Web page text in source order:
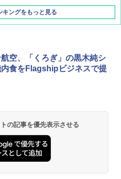
ングをもっと見る
ラソル 大型 ビーチ アウトドアパ
デン サイトシート付 折りたたみ
ット 4段階高さ調整 軽量 収納袋付
ステンレス保冷剤 2個セット 2
ーアル 急速冷凍 空間倍増 衛生的
保冷力長持ち
空、「くろぎ」の黒木純シ
内食をFlagshipビジネスで提
の記事を優先表示させる